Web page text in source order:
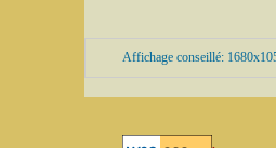
Affichage conseillé: